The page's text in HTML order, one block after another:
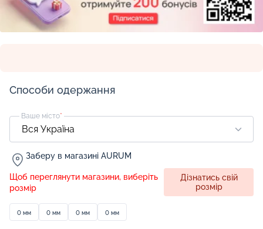
Способи одержання
Ваше місто*
Заберу в магазині AURUM
Щоб переглянути магазини, виберіть
розмір
Дізнатись свій
розмір
0 мм 0 мм 0 мм 0 мм